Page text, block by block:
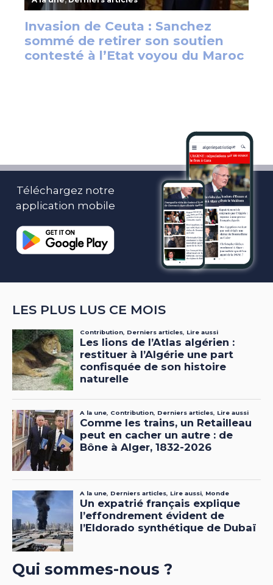
Téléchargez notre
application mobile
LES PLUS LUS CE MOIS
Qui sommes-nous ?